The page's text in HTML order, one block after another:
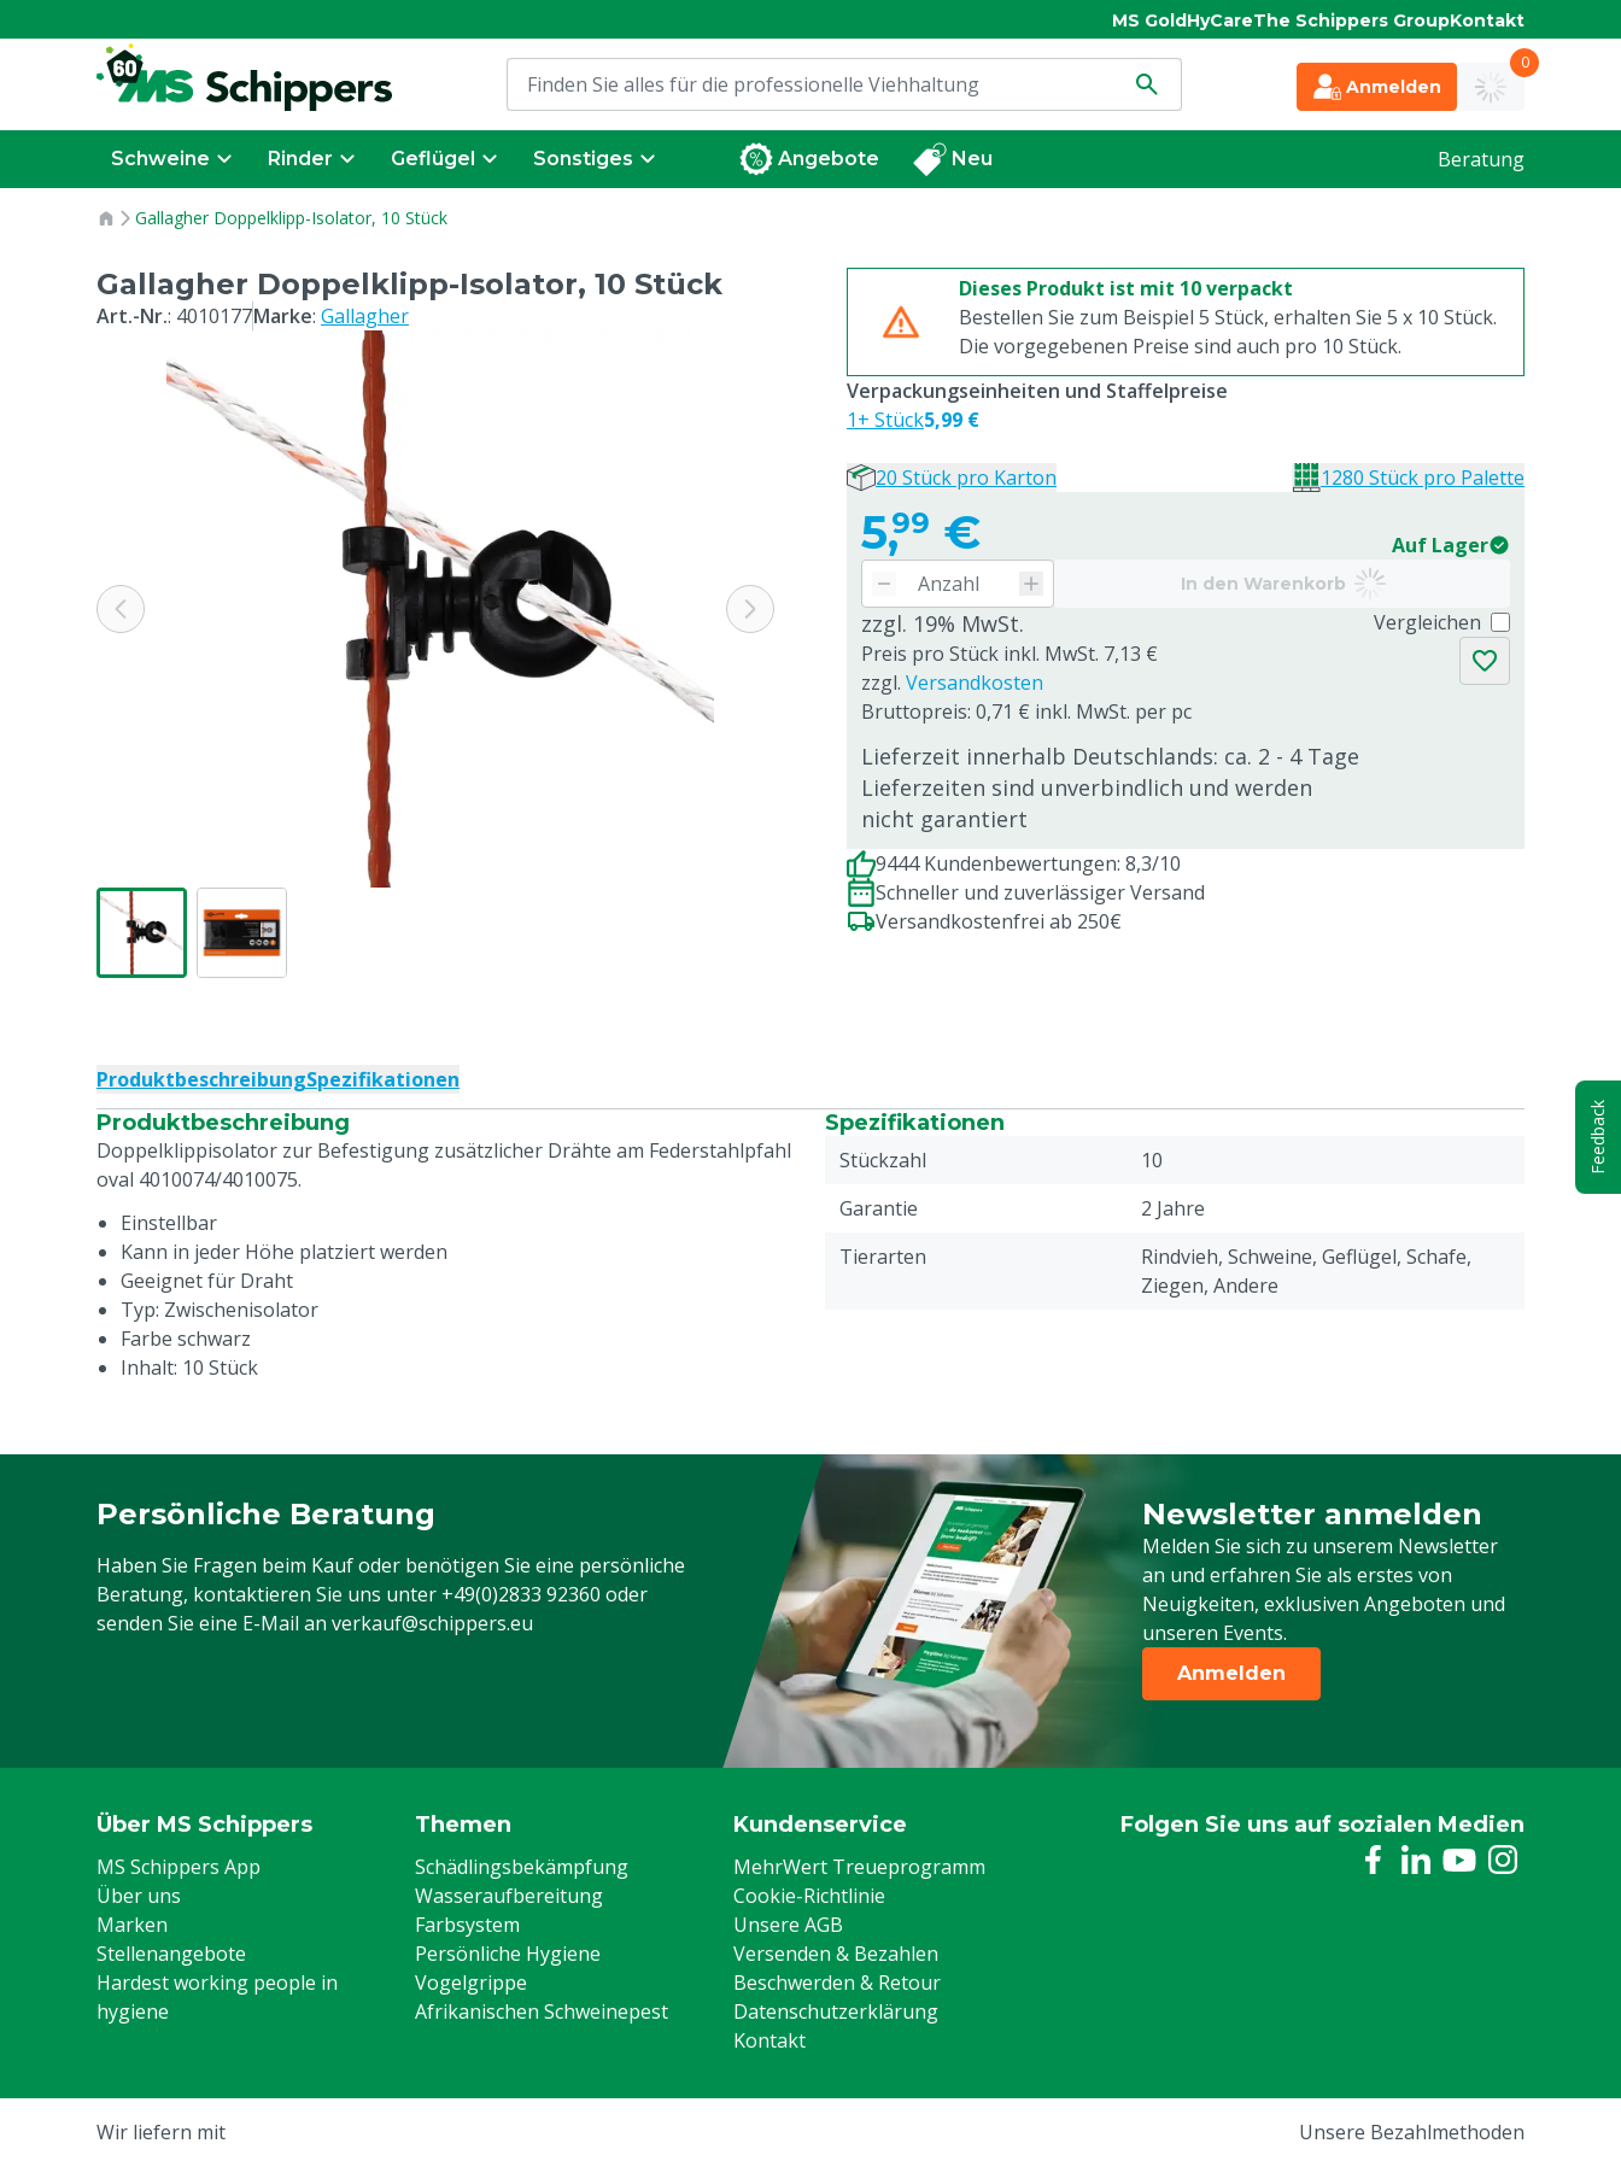
MS GoldHyCareThe Schippers GroupKontakt
Anmelden
0
Schweine Rinder Geflügel Sonstiges Angebote Neu Beratung
Gallagher Doppelklipp-Isolator, 10 Stück
Gallagher Doppelklipp-Isolator, 10 Stück
Art.-Nr.: 4010177Marke: Gallagher
Dieses Produkt ist mit 10 verpackt
Bestellen Sie zum Beispiel 5 Stück, erhalten Sie 5 x 10 Stück.
Die vorgegebenen Preise sind auch pro 10 Stück.
5,99 € Auf Lager
In den Warenkorb
zzgl. 19% MwSt.
Preis pro Stück inkl. MwSt. 7,13 €
zzgl. Versandkosten
Bruttopreis: 0,71 € inkl. MwSt. per pc
Lieferzeit innerhalb Deutschlands: ca. 2 - 4 Tage
Lieferzeiten sind unverbindlich und werden
nicht garantiert
Vergleichen
Verpackungseinheiten und Staffelpreise
1+ Stück5,99 €
20 Stück pro Karton 1280 Stück pro Palette
9444 Kundenbewertungen: 8,3/10
Schneller und zuverlässiger Versand
Versandkostenfrei ab 250€
ProduktbeschreibungSpezifikationen
Produktbeschreibung
Doppelklippisolator zur Befestigung zusätzlicher Drähte am Federstahlpfahl
oval 4010074/4010075.
Einstellbar
Kann in jeder Höhe platziert werden
Geeignet für Draht
Typ: Zwischenisolator
Farbe schwarz
Inhalt: 10 Stück
Spezifikationen
Stückzahl
10
Garantie
2 Jahre
Tierarten
Rindvieh, Schweine, Geflügel, Schafe,
Ziegen, Andere
Persönliche Beratung
Haben Sie Fragen beim Kauf oder benötigen Sie eine persönliche
Beratung, kontaktieren Sie uns unter +49(0)2833 92360 oder
senden Sie eine E-Mail an verkauf@schippers.eu
Newsletter anmelden
Melden Sie sich zu unserem Newsletter
an und erfahren Sie als erstes von
Neuigkeiten, exklusiven Angeboten und
unseren Events.
Melden Sie sich für unseren Newsletter
Anmelden
Über MS Schippers
MS Schippers App
Über uns
Marken
Stellenangebote
Hardest working people in
hygiene
Themen
Schädlingsbekämpfung
Wasseraufbereitung
Farbsystem
Persönliche Hygiene
Vogelgrippe
Afrikanischen Schweinepest
Kundenservice
MehrWert Treueprogramm
Cookie-Richtlinie
Unsere AGB
Versenden & Bezahlen
Beschwerden & Retour
Datenschutzerklärung
Kontakt
Folgen Sie uns auf sozialen Medien
Wir liefern mit Unsere Bezahlmethoden
Feedback